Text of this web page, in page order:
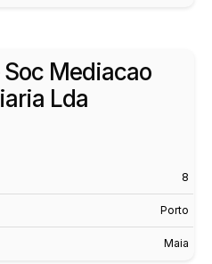
Mediacao
Lda
8
Porto
Maia